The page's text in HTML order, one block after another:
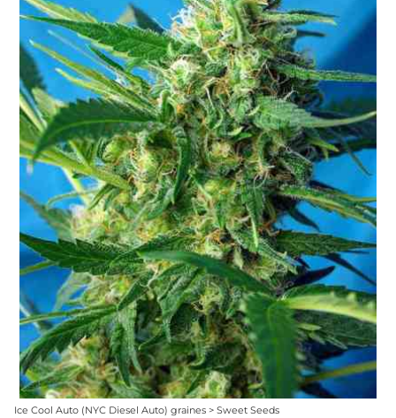
Ice Cool Auto (NYC Diesel Auto) graines > Sweet Seeds